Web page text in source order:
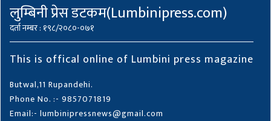
लुम्बिनी प्रेस डटकम(Lumbinipress.com)
दर्ता नम्बर : १९८/२०८०-०७१
This is offical online of Lumbini press magazine
Butwal,11 Rupandehi.
Phone No. :- 9857071819
Email:- lumbinipressnews@gmail.com